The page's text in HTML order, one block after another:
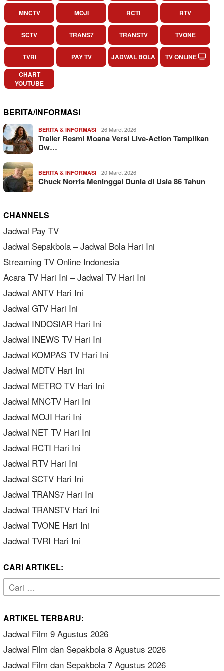
MNCTV MOJI RCTI RTV
SCTV TRANS7 TRANSTV TVONE
TVRI PAY TV JADWAL BOLA
TV ONLINE
CHART
YOUTUBE
BERITA/INFORMASI
BERITA & INFORMASI 26 Maret 2026
Trailer Resmi Moana Versi Live-Action Tampilkan
Dw…
BERITA & INFORMASI 20 Maret 2026
Chuck Norris Meninggal Dunia di Usia 86 Tahun
CHANNELS
Jadwal Pay TV
Jadwal Sepakbola – Jadwal Bola Hari Ini
Streaming TV Online Indonesia
Acara TV Hari Ini – Jadwal TV Hari Ini
Jadwal ANTV Hari Ini
Jadwal GTV Hari Ini
Jadwal INDOSIAR Hari Ini
Jadwal INEWS TV Hari Ini
Jadwal KOMPAS TV Hari Ini
Jadwal MDTV Hari Ini
Jadwal METRO TV Hari Ini
Jadwal MNCTV Hari Ini
Jadwal MOJI Hari Ini
Jadwal NET TV Hari Ini
Jadwal RCTI Hari Ini
Jadwal RTV Hari Ini
Jadwal SCTV Hari Ini
Jadwal TRANS7 Hari Ini
Jadwal TRANSTV Hari Ini
Jadwal TVONE Hari Ini
Jadwal TVRI Hari Ini
CARI ARTIKEL:
Cari
untuk:
ARTIKEL TERBARU:
Jadwal Film 9 Agustus 2026
Jadwal Film dan Sepakbola 8 Agustus 2026
Jadwal Film dan Sepakbola 7 Agustus 2026